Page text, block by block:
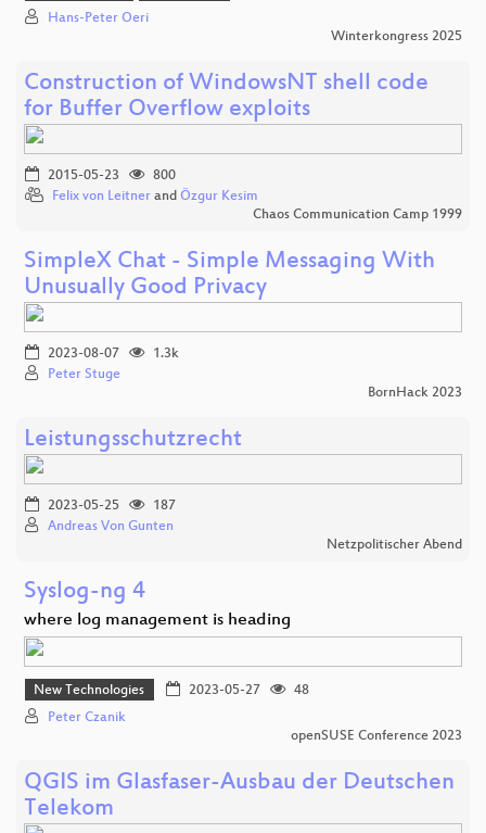
Hans-Peter Oeri
Winterkongress 2025
Construction of WindowsNT shell code
for Buffer Overflow exploits
2015-05-23
800
Felix von Leitner and Özgur Kesim
Chaos Communication Camp 1999
SimpleX Chat - Simple Messaging With
Unusually Good Privacy
2023-08-07
1.3k
Peter Stuge
BornHack 2023
Leistungsschutzrecht
2023-05-25
187
Andreas Von Gunten
Netzpolitischer Abend
Syslog-ng 4
where log management is heading
New Technologies 2023-05-27
48
Peter Czanik
openSUSE Conference 2023
QGIS im Glasfaser-Ausbau der Deutschen
Telekom